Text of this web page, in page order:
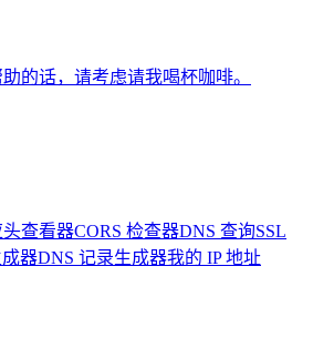
的话，请考虑请我喝杯咖啡。
头查看器CORS 检查器DNS 查询SSL
器DNS 记录生成器我的 IP 地址